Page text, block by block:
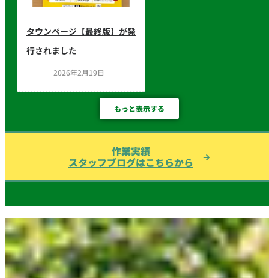
タウンページ【最終版】が発
行されました
2026年2月19日
もっと表示する
作業実績
スタッフブログはこちらから